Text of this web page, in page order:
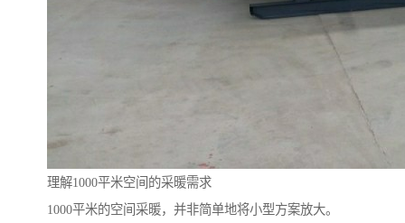
理解1000平米空间的采暖需求
1000平米的空间采暖，并非简单地将小型方案放大。